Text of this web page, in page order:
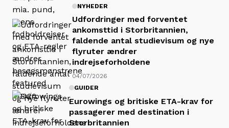
NYHEDER
Udfordringer med forventet
ankomsttid i Storbritannien,
faldende antal studievisum og nye
flyruter ændrer
indrejseforholdene
04/07/2026
GUIDER
Eurowings og britiske ETA-krav for
passagerer med destination i
Storbritannien